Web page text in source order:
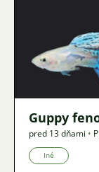
Guppy
pred 13 dňami •
Iné